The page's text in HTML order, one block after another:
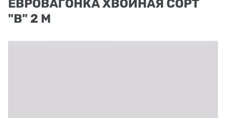
ЕВРОВАГОНКА ХВОЙНАЯ СОРТ
"B" 2 М